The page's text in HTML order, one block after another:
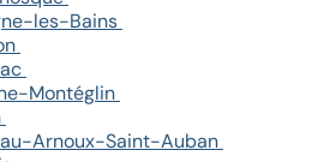
les-Bains
Montéglin
Arnoux-Saint-Auban